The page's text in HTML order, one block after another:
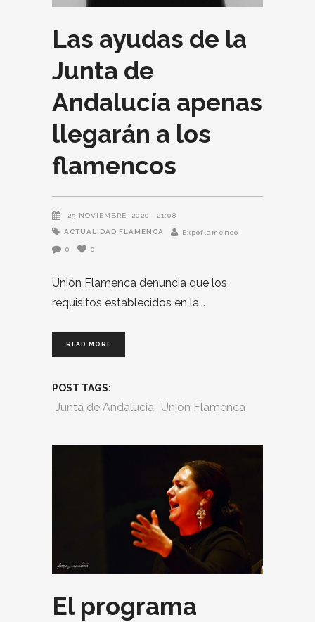
Las ayudas de la
Junta de
Andalucía apenas
llegarán a los
flamencos
25 NOVIEMBRE, 2020 21:08
ACTUALIDAD FLAMENCA Expoflamenco
0 0
Unión Flamenca denuncia que los
requisitos establecidos en la
READ MORE
POST TAGS:
Junta de Andalucia Unión Flamenca
El programa